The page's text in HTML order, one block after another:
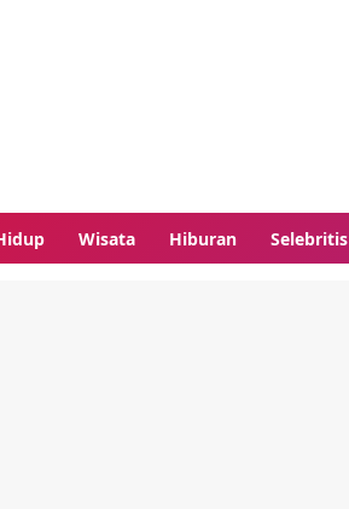
Wisata Hiburan Selebritis